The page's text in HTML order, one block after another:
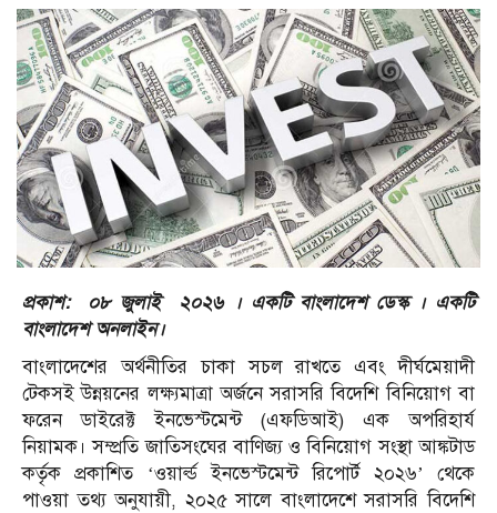
প্রকাশ: ০৮ জুলাই ২০২৬ । একটি বাংলাদেশ ডেস্ক । একটি
বাংলাদেশ অনলাইন।
বাংলাদেশের অর্থনীতির চাকা সচল রাখতে এবং দীর্ঘমেয়াদী
টেকসই উন্নয়নের লক্ষ্যমাত্রা অর্জনে সরাসরি বিদেশি বিনিয়োগ বা
ফরেন ডাইরেক্ট ইনভেস্টমেন্ট (এফডিআই) এক অপরিহার্য
নিয়ামক। সম্প্রতি জাতিসংঘের বাণিজ্য ও বিনিয়োগ সংস্থা আঙ্কটাড
কর্তৃক প্রকাশিত ‘ওয়ার্ল্ড ইনভেস্টমেন্ট রিপোর্ট ২০২৬’ থেকে
পাওয়া তথ্য অনুযায়ী, ২০২৫ সালে বাংলাদেশে সরাসরি বিদেশি